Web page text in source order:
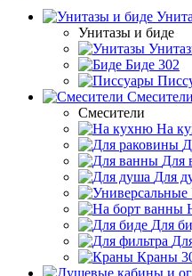
Унитазы и биде
Биде 302
Смесители
Смесители
На
Для
Для
Для
Краны